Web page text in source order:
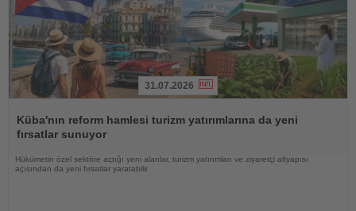
Oku
31.07.2026
Küba'nın reform hamlesi turizm yatırımlarına da yeni
fırsatlar sunuyor
Hükümetin özel sektöre açtığı yeni alanlar, turizm yatırımları ve ziyaretçi altyapısı
açısından da yeni fırsatlar yaratabilir